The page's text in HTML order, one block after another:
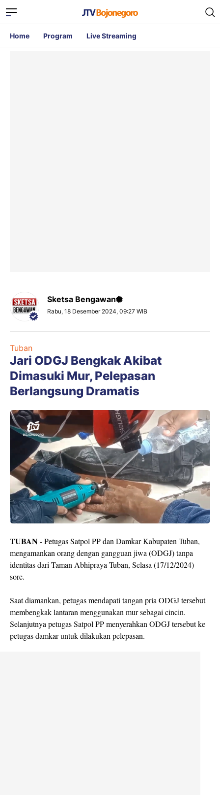
Home Program Live Streaming
Sketsa Bengawan
Rabu, 18 Desember 2024, 09:27 WIB
Tuban
Jari ODGJ Bengkak Akibat
Dimasuki Mur, Pelepasan
Berlangsung Dramatis
TUBAN- Petugas Satpol PP dan Damkar Kabupaten Tuban,
mengamankan orang dengan gangguan jiwa (ODGJ) tanpa
identitas dari Taman Abhipraya Tuban, Selasa (17/12/2024)
sore.
Saat diamankan, petugas mendapati tangan pria ODGJ tersebut
membengkak lantaran menggunakan mur sebagai cincin.
Selanjutnya petugas Satpol PP menyerahkan ODGJ tersebut ke
petugas damkar untuk dilakukan pelepasan.